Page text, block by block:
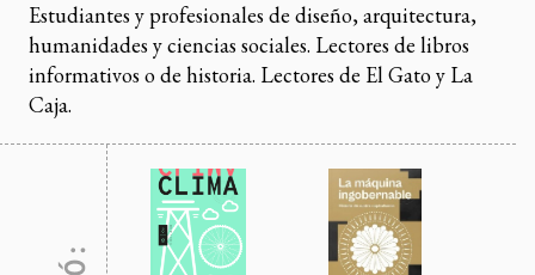
Estudiantes y profesionales de diseño, arquitectura,
humanidades y ciencias sociales. Lectores de libros
informativos o de historia. Lectores de El Gato y La
Caja.